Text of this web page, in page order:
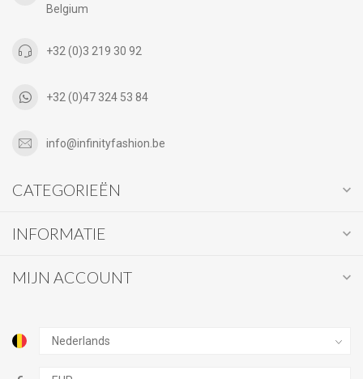
Belgium
+32 (0)3 219 30 92
+32 (0)47 324 53 84
info@infinityfashion.be
CATEGORIEËN
INFORMATIE
MIJN ACCOUNT